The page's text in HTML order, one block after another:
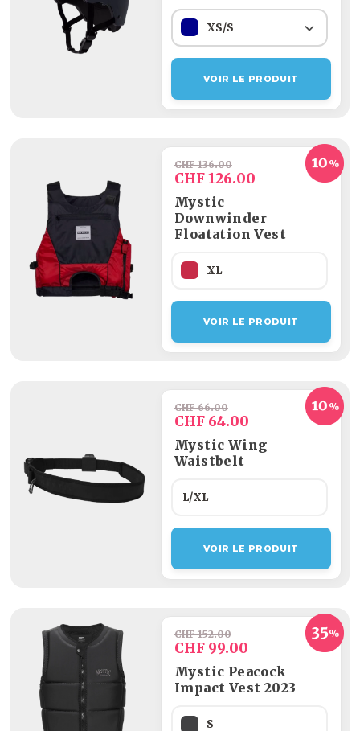
XS/S
VOIR LE PRODUIT
CHF 136.00
CHF 126.00
Mystic
Downwinder
Floatation Vest
XL
VOIR LE PRODUIT
CHF 66.00
CHF 64.00
Mystic Wing
Waistbelt
L/XL
VOIR LE PRODUIT
CHF 152.00
CHF 99.00
Mystic Peacock
Impact Vest 2023
S